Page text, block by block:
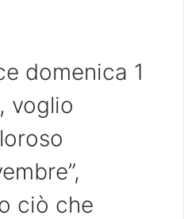
domenica 1
voglio
ciò che